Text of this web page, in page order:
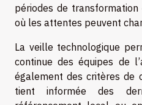
périodes de transformation
où les attentes peuvent
La veille technologique
continue des équipes de
également des critères de
tient informée des